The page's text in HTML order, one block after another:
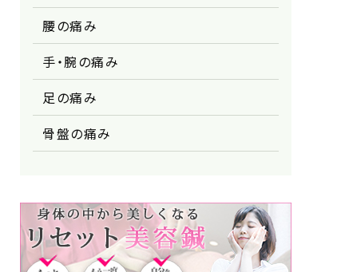
腰の痛み
手・腕の痛み
足の痛み
骨盤の痛み